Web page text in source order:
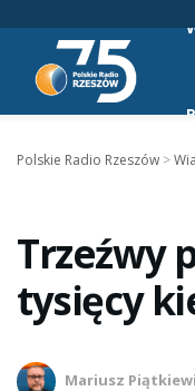
Polskie Radio Rzeszów >
Trzeźwy
tysięcy
Mariusz